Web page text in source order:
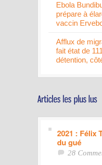
Ebola
prépare à
vaccin
Afflux de
fait état de
détention,
2021 : Félix
du gué
28